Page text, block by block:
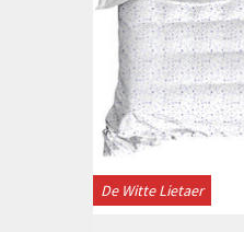
De Witte Lietaer